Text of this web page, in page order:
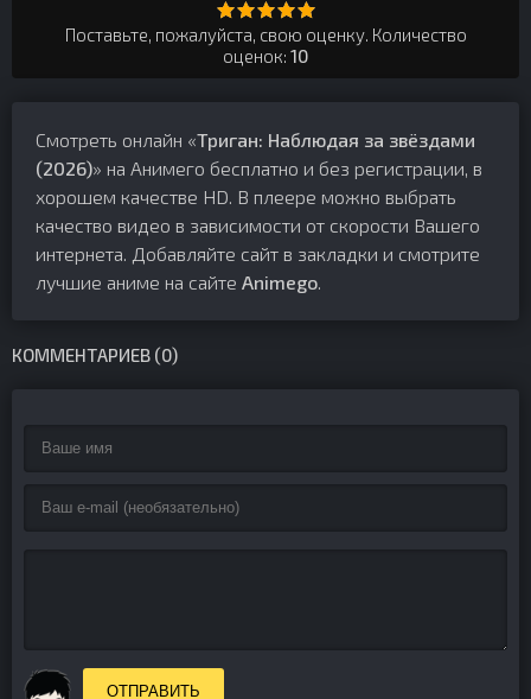
Поставьте, пожалуйста, свою оценку. Количество
оценок: 10
Смотреть онлайн «Триган: Наблюдая за звёздами
(2026)» на Анимего бесплатно и без регистрации, в
хорошем качестве HD. В плеере можно выбрать
качество видео в зависимости от скорости Вашего
интернета. Добавляйте сайт в закладки и смотрите
лучшие аниме на сайте Animego.
КОММЕНТАРИЕВ (0)
ОТПРАВИТЬ